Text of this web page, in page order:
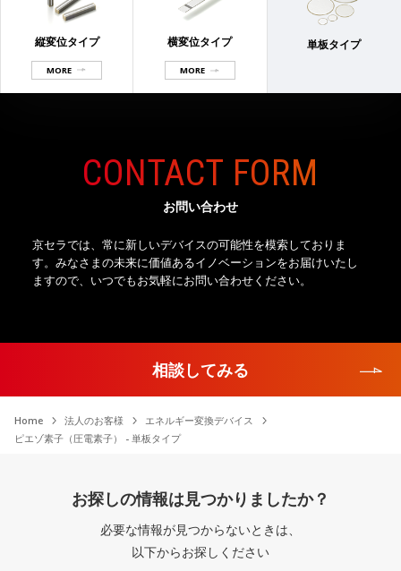
縦変位タイプ
MORE
横変位タイプ
MORE
単板タイプ
CONTACT FORM
お問い合わせ
京セラでは、常に新しいデバイスの可能性を模索しておりま
す。 みなさまの未来に価値あるイノベーションをお届けいたし
ますので、 いつでもお気軽にお問い合わせください。
相談してみる
Home 法人のお客様
エネルギー変換デバイス
ピエゾ素子（圧電素子） - 単板タイプ
お探しの情報は見つかりましたか？
必要な情報が見つからないときは、
以下からお探しください